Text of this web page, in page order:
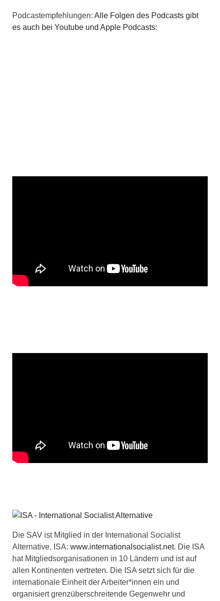
,
Podcastempfehlungen: Alle Folgen des Podcasts gibt
es auch bei Youtube und Apple Podcasts:
Die SAV ist Mitglied in der International Socialist
Alternative, ISA: www.internationalsocialist.net. Die ISA
hat Mitgliedsorganisationen in 10 Ländern und ist auf
allen Kontinenten vertreten. Die ISA setzt sich für die
internationale Einheit der Arbeiter*innen ein und
organisiert grenzüberschreitende Gegenwehr und